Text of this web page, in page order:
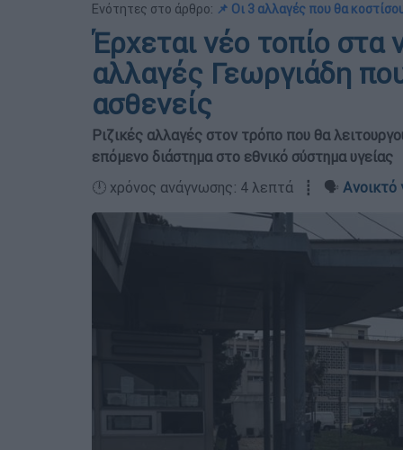
Ενότητες στο άρθρο: 📌 Οι 3 αλλαγές που θα
Έρχεται νέο τοπίο στα
αλλαγές Γεωργιάδη
ασθενείς
Ριζικές αλλαγές στον τρόπο που θα
επόμενο διάστημα στο εθνικό σύστημα υγείας
🕛 χρόνος ανάγνωσης: 4 λεπτά ┋ 🗣️ Ανοικτό